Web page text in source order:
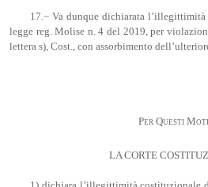
17.− Va dunque dichiarata
legge reg. Molise n. 4 del 2019, per
lettera s), Cost., con assorbimento
Per Questi
LA CORTE